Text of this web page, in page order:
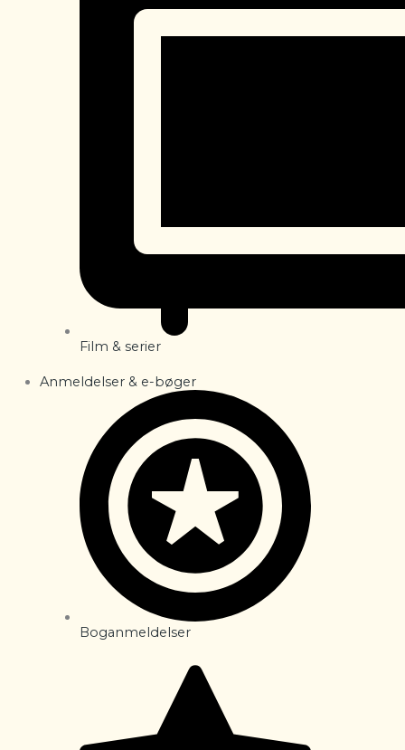
Film & serier
Anmeldelser & e-bøger
Boganmeldelser